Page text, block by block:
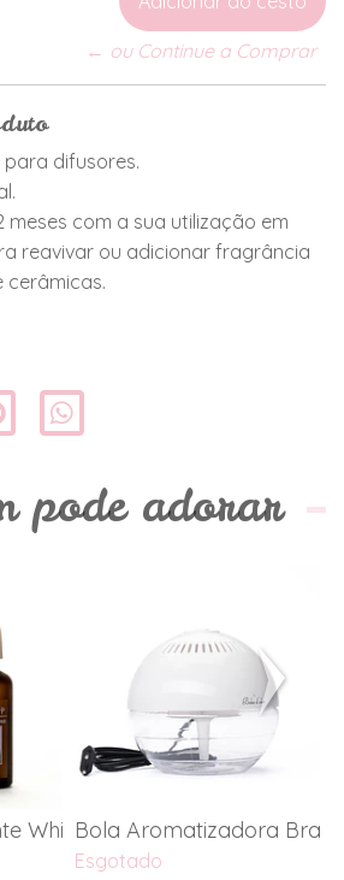
← ou Continue a Comprar
difusores.
meses com a sua utilização em
reavivar ou adicionar fragrância
cerâmicas.
pode adorar
White TulipBola Aromatizadora
Esgotado